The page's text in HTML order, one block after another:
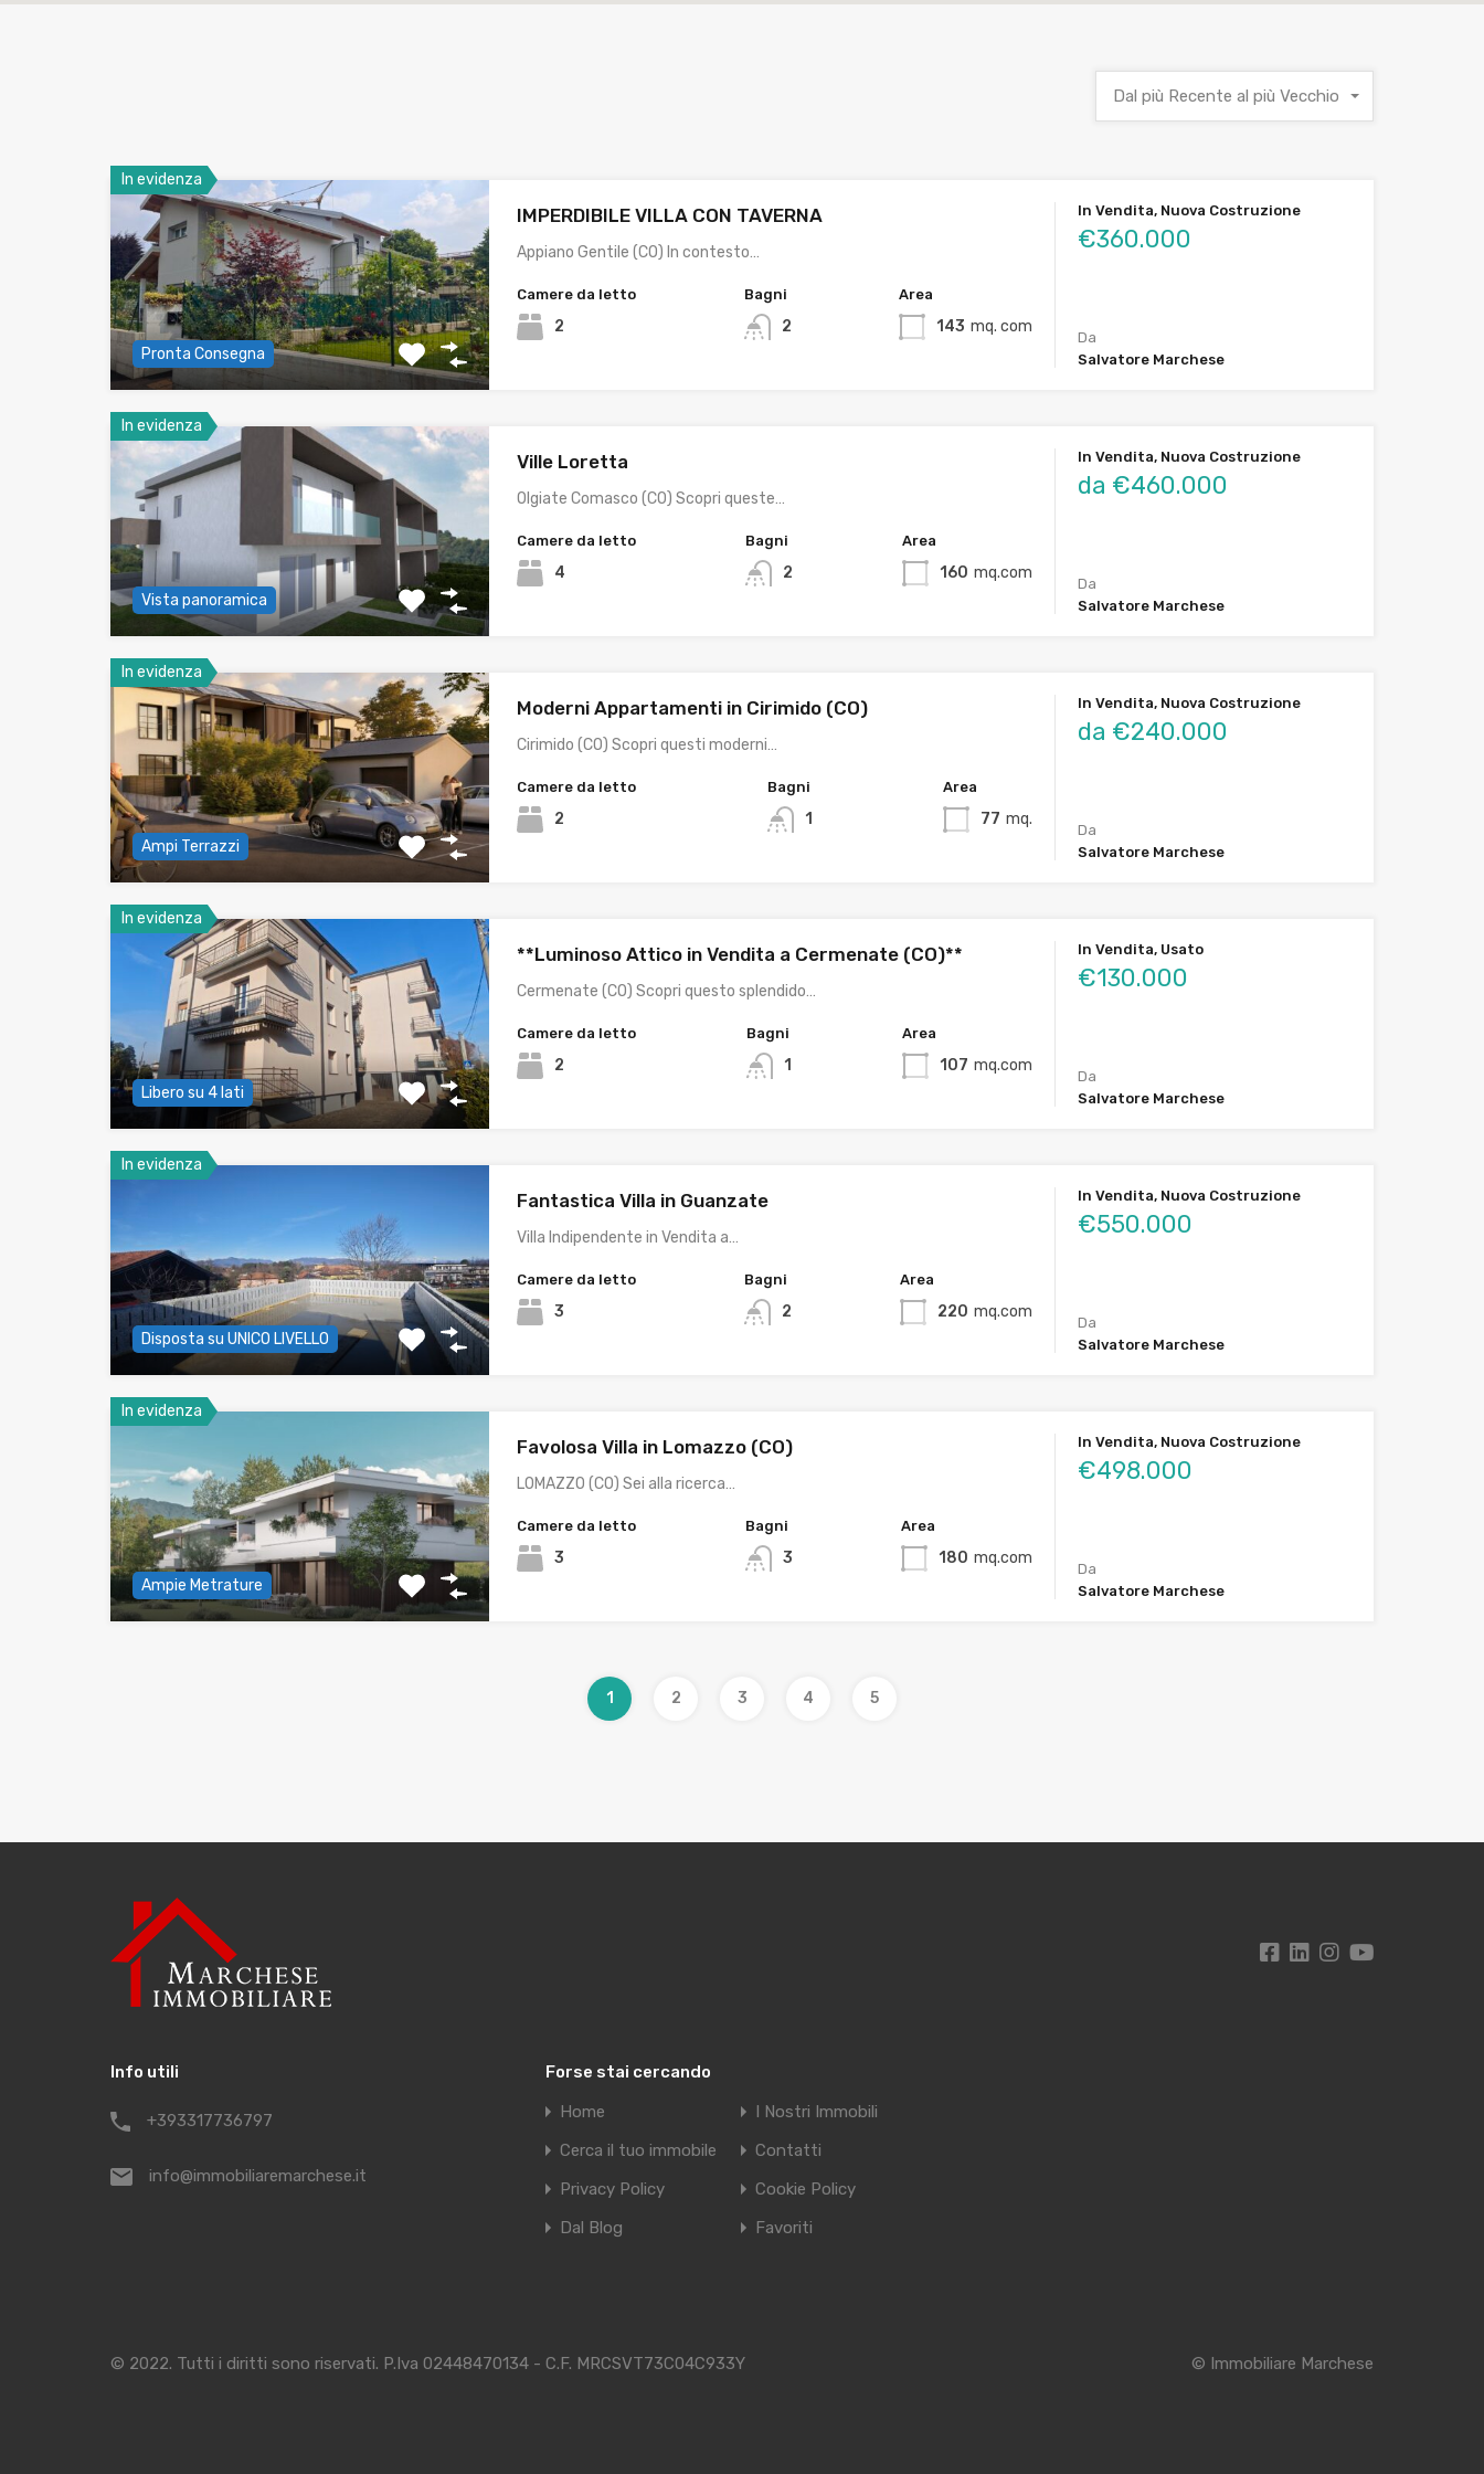
Dal più Recente al più Vecchio
In evidenza
Pronta Consegna
IMPERDIBILE VILLA CON TAVERNA
Appiano Gentile (CO) In contesto…
Camere da letto
2
Bagni
2
Area
143 mq. com
In Vendita, Nuova Costruzione
€360.000
Da
Salvatore Marchese
In evidenza
Vista panoramica
Ville Loretta
Olgiate Comasco (CO) Scopri queste…
Camere da letto
4
Bagni
2
Area
160 mq.com
In Vendita, Nuova Costruzione
da €460.000
Da
Salvatore Marchese
In evidenza
Ampi Terrazzi
Moderni Appartamenti in Cirimido (CO)
Cirimido (CO) Scopri questi moderni…
Camere da letto
2
Bagni
1
Area
77 mq.
In Vendita, Nuova Costruzione
da €240.000
Da
Salvatore Marchese
In evidenza
Libero su 4 lati
**Luminoso Attico in Vendita a Cermenate (CO)**
Cermenate (CO) Scopri questo splendido…
Camere da letto
2
Bagni
1
Area
107 mq.com
In Vendita, Usato
€130.000
Da
Salvatore Marchese
In evidenza
Disposta su UNICO LIVELLO
Fantastica Villa in Guanzate
Villa Indipendente in Vendita a…
Camere da letto
3
Bagni
2
Area
220 mq.com
In Vendita, Nuova Costruzione
€550.000
Da
Salvatore Marchese
In evidenza
Ampie Metrature
Favolosa Villa in Lomazzo (CO)
LOMAZZO (CO) Sei alla ricerca…
Camere da letto
3
Bagni
3
Area
180 mq.com
In Vendita, Nuova Costruzione
€498.000
Da
Salvatore Marchese
1 2 3 4 5
Info utili
+393317736797
info@immobiliaremarchese.it
Forse stai cercando
Home
I Nostri Immobili
Cerca il tuo immobile
Contatti
Privacy Policy
Cookie Policy
Dal Blog
Favoriti
© 2022. Tutti i diritti sono riservati. P.Iva 02448470134 - C.F. MRCSVT73C04C933Y © Immobiliare Marchese